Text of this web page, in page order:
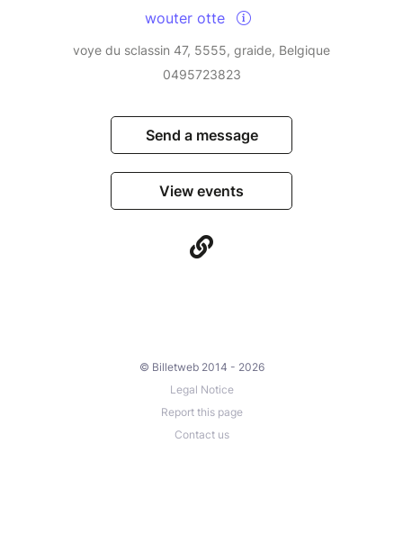
wouter otte
voye du sclassin 47, 5555, graide, Belgique
0495723823
Send a message
View events
© Billetweb 2014 - 2026
Legal Notice
Report this page
Contact us